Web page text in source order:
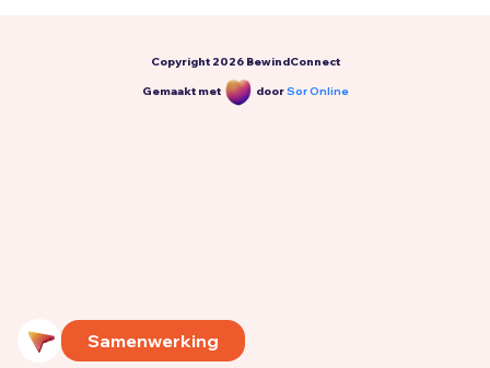
Copyright 2026BewindConnect
Gemaakt met doorSor Online
Samenwerking